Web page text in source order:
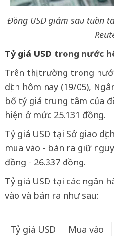
Đồng USD giảm sau tuần
Tỷ giá USD trong nước
Trên thị trường trong
dịch hôm nay (19/05),
bố tỷ giá trung tâm của
hiện ở mức 25.131 đồng.
Tỷ giá USD tại Sở giao
mua vào - bán ra giữ
đồng - 26.337 đồng.
Tỷ giá USD tại các ngân
vào và bán ra như sau:
Tỷ giá USD Mua vào